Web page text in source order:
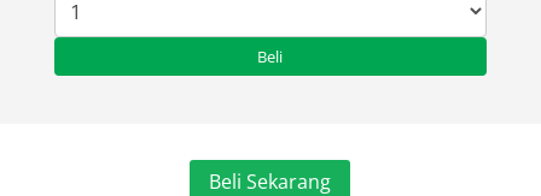
Beli Sekarang